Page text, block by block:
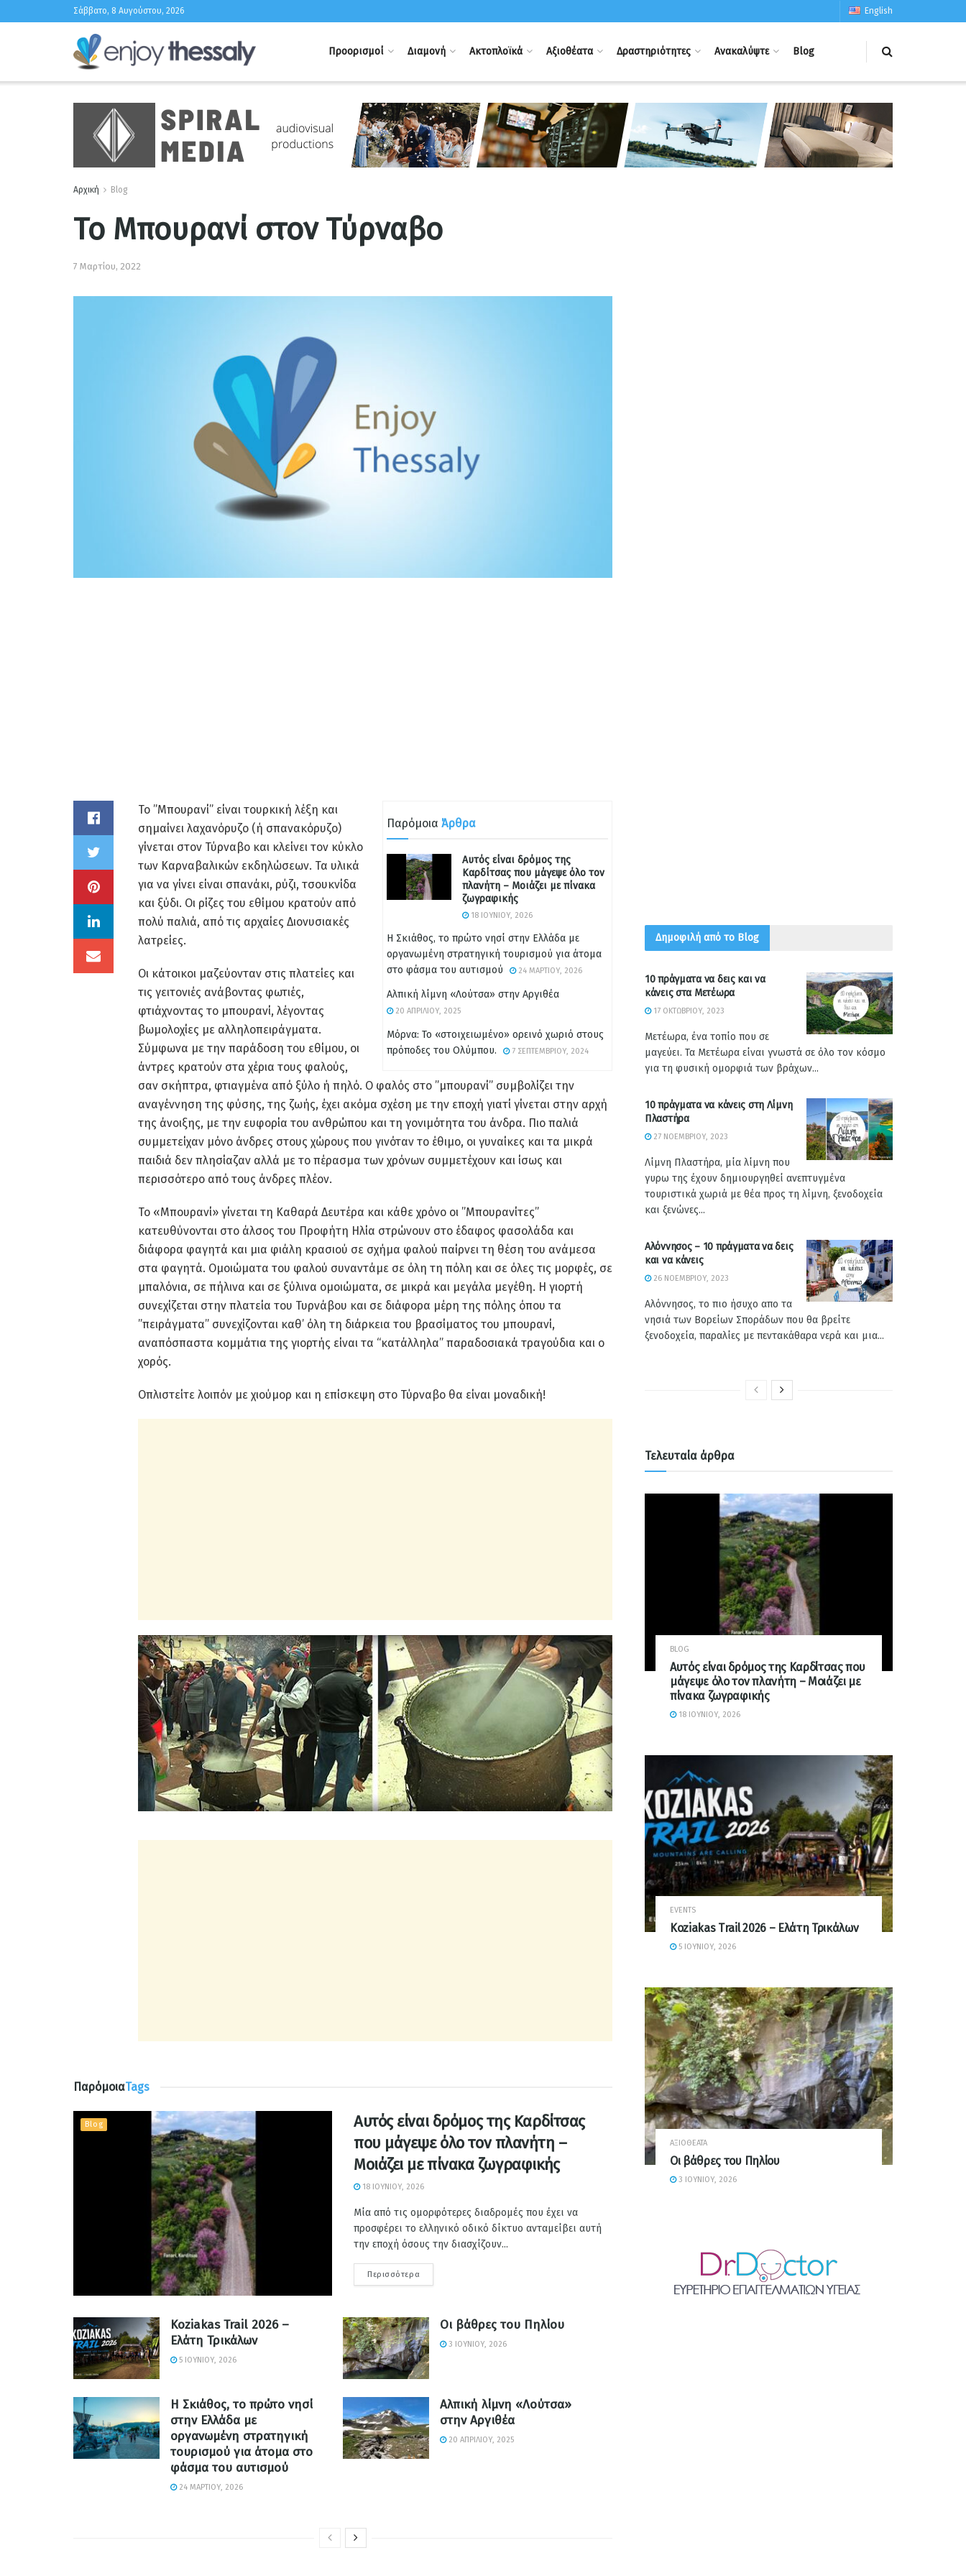
Σάββατο, 8 Αυγούστου, 2026 English
Προορισμοί Διαμονή Ακτοπλοϊκά Αξιοθέατα Δραστηριότητες Ανακαλύψτε Blog
Αρχική Blog
Το Μπουρανί στον Τύρναβο
7 Μαρτίου, 2022
Παρόμοια Άρθρα
Αυτός είναι δρόμος της
Καρδίτσας που μάγεψε όλο τον
πλανήτη – Μοιάζει με πίνακα
ζωγραφικής
18 ΙΟΥΝΊΟΥ, 2026
Η Σκιάθος, το πρώτο νησί στην Ελλάδα με
οργανωμένη στρατηγική τουρισμού για άτομα
στο φάσμα του αυτισμού
24 ΜΑΡΤΊΟΥ, 2026
Αλπική λίμνη «Λούτσα» στην Αργιθέα
20 ΑΠΡΙΛΊΟΥ, 2025
Μόρνα: Το «στοιχειωμένο» ορεινό χωριό στους
πρόποδες του Ολύμπου.
7 ΣΕΠΤΕΜΒΡΊΟΥ, 2024
Το ”Μπουρανί” είναι τουρκική λέξη και
σημαίνει λαχανόρυζο (ή σπανακόρυζο)
γίνεται στον Τύρναβο και κλείνει τον κύκλο
των Καρναβαλικών εκδηλώσεων. Τα υλικά
για να γίνει είναι σπανάκι, ρύζι, τσουκνίδα
και ξύδι. Οι ρίζες του εθίμου κρατούν από
πολύ παλιά, από τις αρχαίες Διονυσιακές
λατρείες.
Οι κάτοικοι μαζεύονταν στις πλατείες και
τις γειτονιές ανάβοντας φωτιές,
φτιάχνοντας το μπουρανί, λέγοντας
βωμολοχίες με αλληλοπειράγματα.
Σύμφωνα με την παράδοση του εθίμου, οι
άντρες κρατούν στα χέρια τους φαλούς,
σαν σκήπτρα, φτιαγμένα από ξύλο ή πηλό. Ο φαλός στο ”μπουρανί” συμβολίζει την
αναγέννηση της φύσης, της ζωής, έχει ακόμα σχέση με την εποχή γιατί γίνεται στην αρχή
της άνοιξης, με την ευφορία του ανθρώπου και τη γονιμότητα του άνδρα. Πιο παλιά
συμμετείχαν μόνο άνδρες στους χώρους που γινόταν το έθιμο, οι γυναίκες και τα μικρά
παιδιά δεν πλησίαζαν αλλά με το πέρασμα των χρόνων συμμετέχουν και ίσως και
περισσότερο από τους άνδρες πλέον.
Το «Μπουρανί» γίνεται τη Καθαρά Δευτέρα και κάθε χρόνο οι ”Μπουρανίτες”
κατευθύνονται στο άλσος του Προφήτη Ηλία στρώνουν στο έδαφος φασολάδα και
διάφορα φαγητά και μια φιάλη κρασιού σε σχήμα φαλού παίρνει τη θέση του ανάμεσα
στα φαγητά. Ομοιώματα του φαλού συναντάμε σε όλη τη πόλη και σε όλες τις μορφές, σε
μπαλόνια, σε πήλινα και σε ξύλινα ομοιώματα, σε μικρά και μεγάλα μεγέθη. Η γιορτή
συνεχίζεται στην πλατεία του Τυρνάβου και σε διάφορα μέρη της πόλης όπου τα
”πειράγματα” συνεχίζονται καθ’ όλη τη διάρκεια του βρασίματος του μπουρανί,
αναπόσπαστα κομμάτια της γιορτής είναι τα “κατάλληλα” παραδοσιακά τραγούδια και ο
χορός.
Οπλιστείτε λοιπόν με χιούμορ και η επίσκεψη στο Τύρναβο θα είναι μοναδική!
ΠαρόμοιαTags
Blog
Αυτός είναι δρόμος της Καρδίτσας
που μάγεψε όλο τον πλανήτη –
Μοιάζει με πίνακα ζωγραφικής
18 ΙΟΥΝΊΟΥ, 2026
Μία από τις ομορφότερες διαδρομές που έχει να
προσφέρει το ελληνικό οδικό δίκτυο ανταμείβει αυτή
την εποχή όσους την διασχίζουν...
Περισσότερα
Koziakas Trail 2026 –
Ελάτη Τρικάλων
5 ΙΟΥΝΊΟΥ, 2026
Οι βάθρες του Πηλίου
3 ΙΟΥΝΊΟΥ, 2026
Η Σκιάθος, το πρώτο νησί
στην Ελλάδα με
οργανωμένη στρατηγική
τουρισμού για άτομα στο
φάσμα του αυτισμού
24 ΜΑΡΤΊΟΥ, 2026
Αλπική λίμνη «Λούτσα»
στην Αργιθέα
20 ΑΠΡΙΛΊΟΥ, 2025
Δημοφιλή από το Blog
10 πράγματα να δεις και να
κάνεις στα Μετέωρα
17 ΟΚΤΩΒΡΊΟΥ, 2023
Μετέωρα, ένα τοπίο που σε
μαγεύει. Τα Μετέωρα είναι γνωστά σε όλο τον κόσμο
για τη φυσική ομορφιά των βράχων...
10 πράγματα να κάνεις στη Λίμνη
Πλαστήρα
27 ΝΟΕΜΒΡΊΟΥ, 2023
Λίμνη Πλαστήρα, μία λίμνη που
γυρω της έχουν δημιουργηθεί ανεπτυγμένα
τουριστικά χωριά με θέα προς τη λίμνη, ξενοδοχεία
και ξενώνες...
Αλόννησος – 10 πράγματα να δεις
και να κάνεις
26 ΝΟΕΜΒΡΊΟΥ, 2023
Αλόννησος, το πιο ήσυχο απο τα
νησιά των Βορείων Σποράδων που θα βρείτε
ξενοδοχεία, παραλίες με πεντακάθαρα νερά και μια...
Τελευταία άρθρα
BLOG
Αυτός είναι δρόμος της Καρδίτσας που
μάγεψε όλο τον πλανήτη – Μοιάζει με
πίνακα ζωγραφικής
18 ΙΟΥΝΊΟΥ, 2026
EVENTS
Koziakas Trail 2026 – Ελάτη Τρικάλων
5 ΙΟΥΝΊΟΥ, 2026
ΑΞΙΟΘΈΑΤΑ
Οι βάθρες του Πηλίου
3 ΙΟΥΝΊΟΥ, 2026